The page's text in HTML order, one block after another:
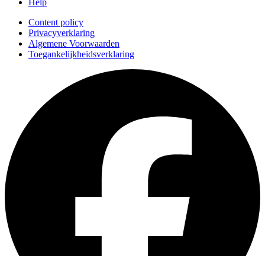
Help
Content policy
Privacyverklaring
Algemene Voorwaarden
Toegankelijkheidsverklaring